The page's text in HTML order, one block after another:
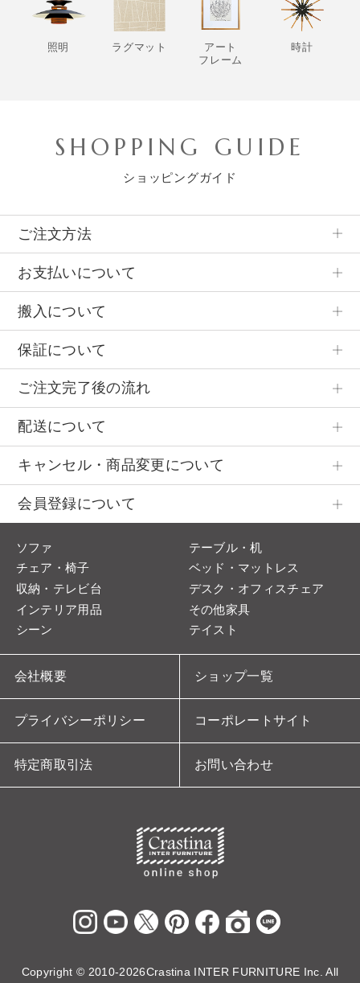
照明 ラグマット
アート
フレーム
時計
SHOPPING GUIDE
ショッピングガイド
ご注文方法
お支払いについて
搬入について
保証について
ご注文完了後の流れ
配送について
キャンセル・商品変更について
会員登録について
会社概要 ショップ一覧
プライバシーポリシー コーポレートサイト
特定商取引法 お問い合わせ
ソファ
テーブル・机
チェア・椅子
ベッド・マットレス
収納・テレビ台
デスク・オフィスチェア
インテリア用品
その他家具
シーン
テイスト
Copyright © 2010-2026Crastina INTER FURNITURE Inc. All